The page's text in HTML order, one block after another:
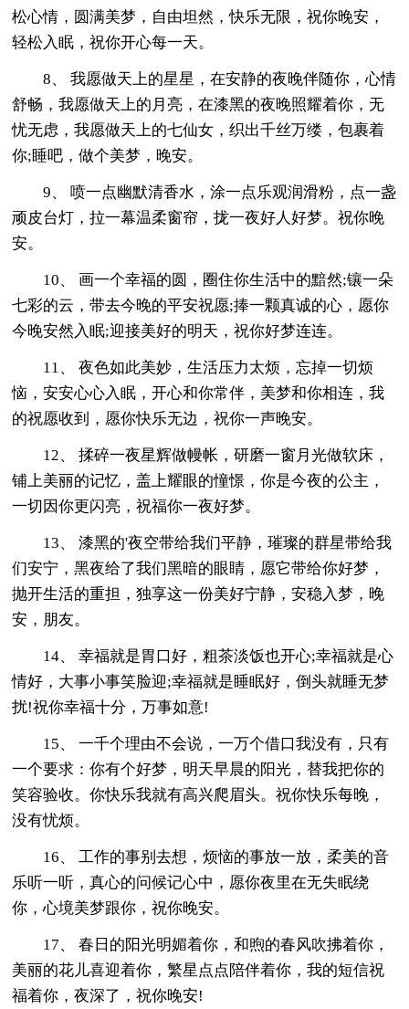
松心情，圆满美梦，自由坦然，快乐无限，祝你晚安，
轻松入眠，祝你开心每一天。
8、 我愿做天上的星星，在安静的夜晚伴随你，心情
舒畅，我愿做天上的月亮，在漆黑的夜晚照耀着你，无
忧无虑，我愿做天上的七仙女，织出千丝万缕，包裹着
你;睡吧，做个美梦，晚安。
9、 喷一点幽默清香水，涂一点乐观润滑粉，点一盏
顽皮台灯，拉一幕温柔窗帘，拢一夜好人好梦。祝你晚
安。
10、 画一个幸福的圆，圈住你生活中的黯然;镶一朵
七彩的云，带去今晚的平安祝愿;捧一颗真诚的心，愿你
今晚安然入眠;迎接美好的明天，祝你好梦连连。
11、 夜色如此美妙，生活压力太烦，忘掉一切烦
恼，安安心心入眠，开心和你常伴，美梦和你相连，我
的祝愿收到，愿你快乐无边，祝你一声晚安。
12、 揉碎一夜星辉做幔帐，研磨一窗月光做软床，
铺上美丽的记忆，盖上耀眼的憧憬，你是今夜的公主，
一切因你更闪亮，祝福你一夜好梦。
13、 漆黑的'夜空带给我们平静，璀璨的群星带给我
们安宁，黑夜给了我们黑暗的眼睛，愿它带给你好梦，
抛开生活的重担，独享这一份美好宁静，安稳入梦，晚
安，朋友。
14、 幸福就是胃口好，粗茶淡饭也开心;幸福就是心
情好，大事小事笑脸迎;幸福就是睡眠好，倒头就睡无梦
扰!祝你幸福十分，万事如意!
15、 一千个理由不会说，一万个借口我没有，只有
一个要求：你有个好梦，明天早晨的阳光，替我把你的
笑容验收。你快乐我就有高兴爬眉头。祝你快乐每晚，
没有忧烦。
16、 工作的事别去想，烦恼的事放一放，柔美的音
乐听一听，真心的问候记心中，愿你夜里在无失眠绕
你，心境美梦跟你，祝你晚安。
17、 春日的阳光明媚着你，和煦的春风吹拂着你，
美丽的花儿喜迎着你，繁星点点陪伴着你，我的短信祝
福着你，夜深了，祝你晚安!